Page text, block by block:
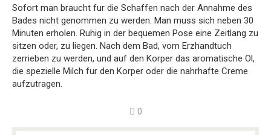
Sofort man braucht fur die Schaffen nach der Annahme des
Bades nicht genommen zu werden. Man muss sich neben 30
Minuten erholen. Ruhig in der bequemen Pose eine Zeitlang zu
sitzen oder, zu liegen. Nach dem Bad, vom Erzhandtuch
zerrieben zu werden, und auf den Korper das aromatische Ol,
die spezielle Milch fur den Korper oder die nahrhafte Creme
aufzutragen.
0